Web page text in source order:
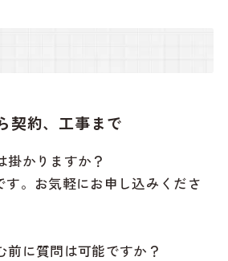
契約、工事まで
掛かりますか？
す。お気軽にお申し込みくださ
前に質問は可能ですか？